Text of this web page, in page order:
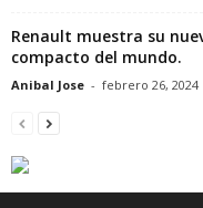
Renault muestra su
compacto del mundo.
Anibal Jose - febrero 26, 2024